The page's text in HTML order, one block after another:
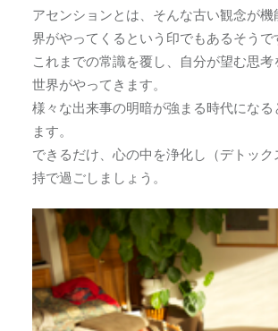
アセンションとは、そんな古い観念が
界がやってくるという印でもあるそうで
これまでの常識を覆し、自分が望む思考
世界がやってきます。
様々な出来事の明暗が強まる時代になる
ます。
できるだけ、心の中を浄化し（デトック
持で過ごしましょう。